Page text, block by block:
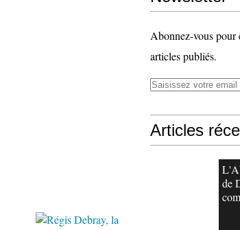
Abonnez-vous pour
articles publiés.
Articles
de